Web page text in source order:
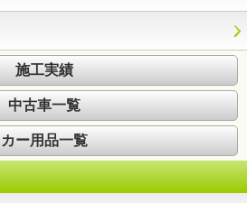
施工実績
中古車一覧
カー用品一覧